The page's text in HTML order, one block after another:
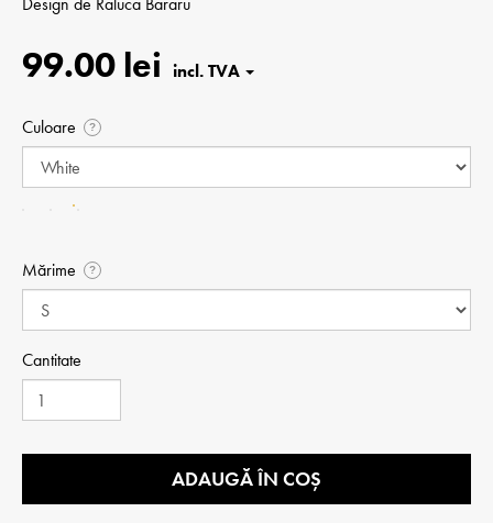
99.00 lei
Culoare ?
Mărime ?
Cantitate
ADAUGĂ ÎN COȘ